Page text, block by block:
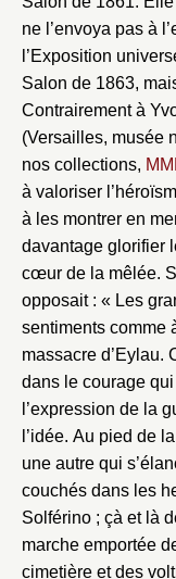
ne l’envoya pas à
l’Exposition
Salon de 1863,
Contrairement à
(Versailles, musée
nos collections,
à valoriser
à les montrer en
davantage glorifier
cœur de la mêlée.
opposait : « Les
sentiments comme
massacre d’Eylau.
dans le courage qui
l’expression de la
l’idée. Au pied de
une autre qui
couchés dans les
Solférino ; çà et là
marche emportée
cimetière et des